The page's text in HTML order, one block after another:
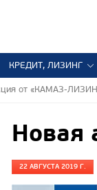
КРЕДИТ, ЛИЗИНГ
от «КАМАЗ-
Новая
22 АВГУСТА 2019 Г.